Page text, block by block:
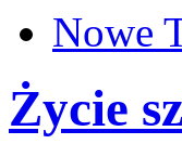
Nowe
Życie